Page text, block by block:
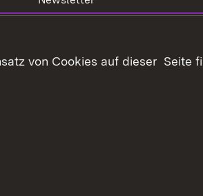
von Cookies auf dieser Seite